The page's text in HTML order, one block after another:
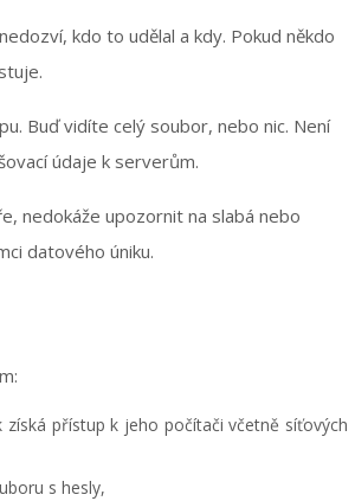
kdo to udělal a kdy. Pokud někdo
Buď vidíte celý soubor, nebo nic. Není
údaje k serverům.
nedokáže upozornit na slabá nebo
datového úniku.
přístup k jeho počítači včetně síťových
s hesly,